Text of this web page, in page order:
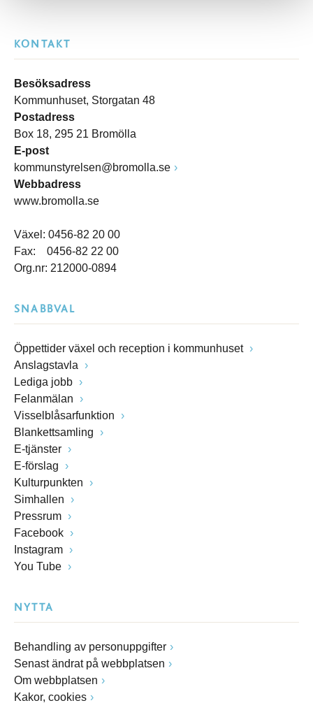
KONTAKT
Besöksadress
Kommunhuset, Storgatan 48
Postadress
Box 18, 295 21 Bromölla
E-post
kommunstyrelsen@bromolla.se
Webbadress
www.bromolla.se
Växel: 0456-82 20 00
Fax: 0456-82 22 00
Org.nr: 212000-0894
SNABBVAL
Öppettider växel och reception i kommunhuset
Anslagstavla
Lediga jobb
Felanmälan
Visselblåsarfunktion
Blankettsamling
E-tjänster
E-förslag
Kulturpunkten
Simhallen
Pressrum
Facebook
Instagram
You Tube
NYTTA
Behandling av personuppgifter
Senast ändrat på webbplatsen
Om webbplatsen
Kakor, cookies